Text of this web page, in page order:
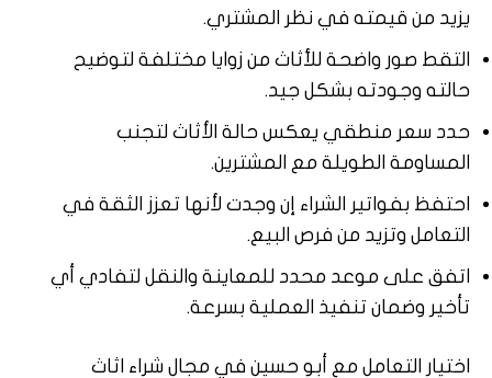
يزيد من قيمته في نظر المشتري.
التقط صور واضحة للأثاث من زوايا مختلفة لتوضيح
حالته وجودته بشكل جيد.
حدد سعر منطقي يعكس حالة الأثاث لتجنب
المساومة الطويلة مع المشترين.
احتفظ بفواتير الشراء إن وجدت لأنها تعزز الثقة في
التعامل وتزيد من فرص البيع.
اتفق على موعد محدد للمعاينة والنقل لتفادي أي
تأخير وضمان تنفيذ العملية بسرعة.
اختيار التعامل مع أبو حسين في مجال شراء اثاث